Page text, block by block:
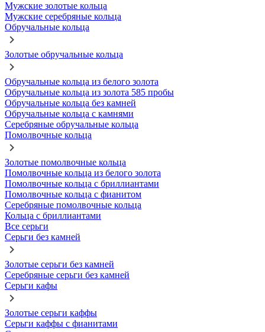
Мужские золотые кольца
Мужские серебряные кольца
Обручальные кольца
Золотые обручальные кольца
Обручальные кольца из белого золота
Обручальные кольца из золота 585 пробы
Обручальные кольца без камней
Обручальные кольца с камнями
Серебряные обручальные кольца
Помолвочные кольца
Золотые помолвочные кольца
Помолвочные кольца из белого золота
Помолвочные кольца с бриллиантами
Помолвочные кольца с фианитом
Серебряные помолвочные кольца
Кольца с бриллиантами
Все серьги
Серьги без камней
Золотые серьги без камней
Серебряные серьги без камней
Серьги кафы
Золотые серьги каффы
Серьги каффы с фианитами